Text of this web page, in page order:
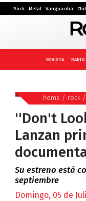
Rock Metal Vanguardia
REVISTA RADIO
home / rock /
''Don't
Lanzan
Su estreno está
septiembre
Domingo, 05 de